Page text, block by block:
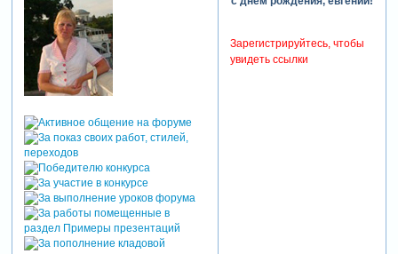
Зарегистрируйтесь, чтобы
увидеть ссылки